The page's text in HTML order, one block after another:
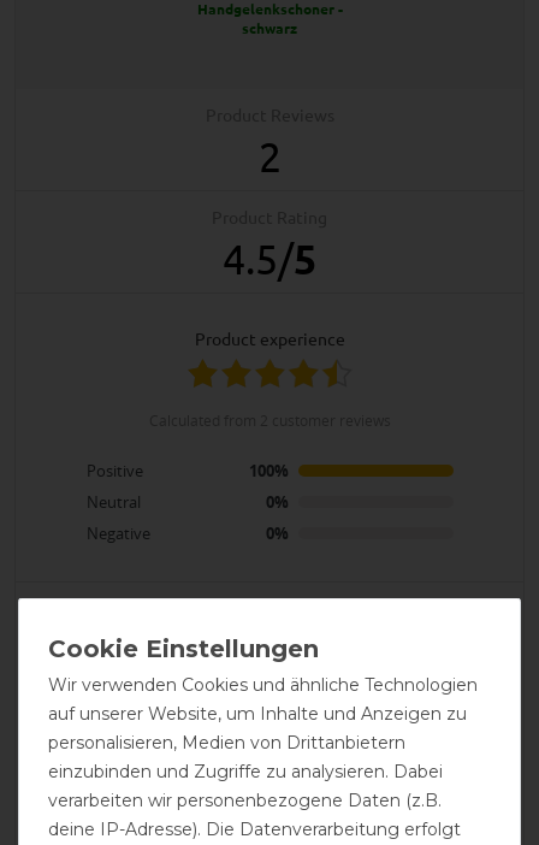
Handgelenkschoner -
schwarz
2
4.5/5
product experience
Positive
100%
Neutral
0%
Negative
0%
13.02.2024
Perfekt!
11.12.2020
Im Shop gerne den Durchmesser angeben für die
Grössen.
Wir verwenden Cookies und ähnliche Technologien
auf unserer Website, um Inhalte und Anzeigen zu
personalisieren, Medien von Drittanbietern
einzubinden und Zugriffe zu analysieren. Dabei
verarbeiten wir personenbezogene Daten (z.B.
deine IP-Adresse). Die Datenverarbeitung erfolgt